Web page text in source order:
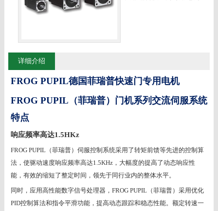
详细介绍
FROG PUPIL德国菲瑞普快速门专用电机
FROG PUPIL （菲瑞普）门机系列交流伺服系统
特点
响应频率高达1.5HKz
FROG PUPIL（菲瑞普）伺服控制系统采用了转矩前馈等先进的控制算
法，使驱动速度响应频率高达1.5KHz，大幅度的提高了动态响应性
能，有效的缩短了整定时间，领先于同行业内的整体水平。
同时，应用高性能数字信号处理器， FROG PUPIL（菲瑞普）采用优化
PID控制算法和指令平滑功能，提高动态跟踪和稳态性能。额定转速一